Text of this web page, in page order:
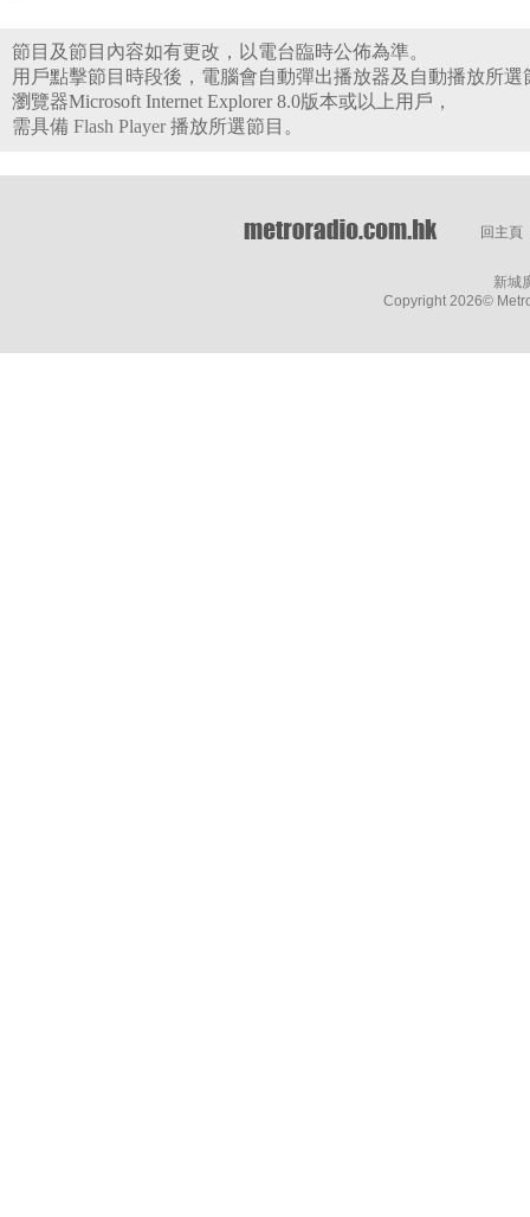
節目及節目內容如有更改，以電台臨時公佈為準。
用戶點擊節目時段後，電腦會自動彈出播放器及自動播放所選
瀏覽器Microsoft Internet Explorer 8.0版本或以上用戶，
需具備 Flash Player 播放所選節目。
回主頁
新城
Copyright 2026©